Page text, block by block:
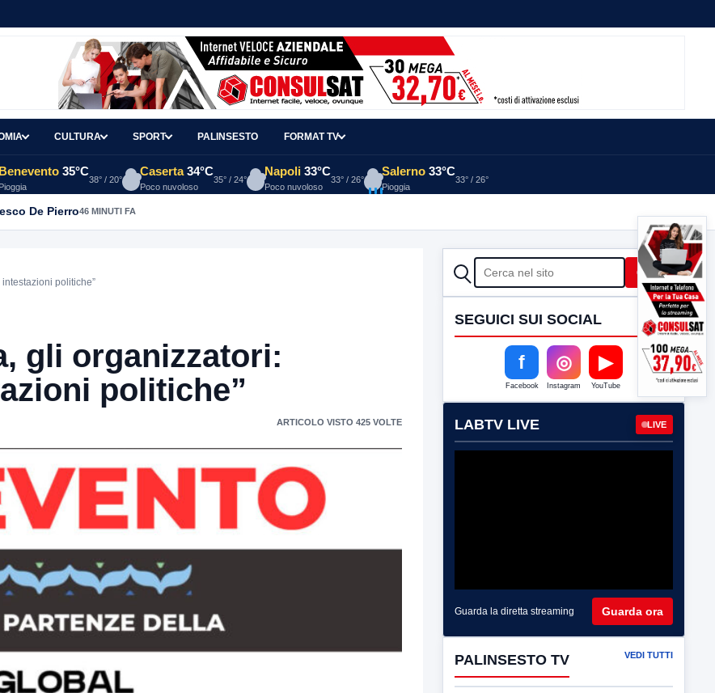
CULTURA SPORT PALINSESTO FORMAT TV
35°C
38° / 20°
Caserta 34°C
Poco nuvoloso
35° / 24°
Napoli 33°C
Poco nuvoloso
33° / 26°
Salerno 33°C
Pioggia
33° / 26°
De Pierro46 MINUTI FA
politiche”
gli organizzatori:
politiche”
ARTICOLO VISTO 425 VOLTE
CERCA Cerca
SEGUICI SUI SOCIAL
f
Facebook
◎
Instagram
▶
YouTube
LABTV LIVE LIVE
Guarda la diretta streaming Guarda ora
PALINSESTO TV VEDI TUTTI